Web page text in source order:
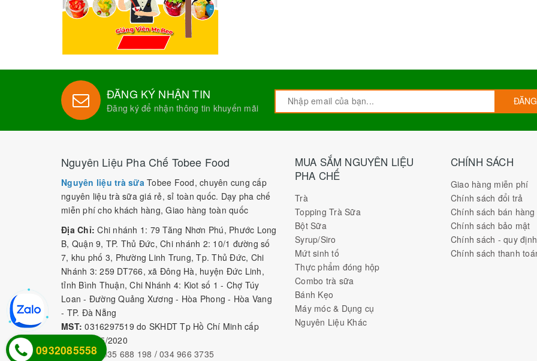
ĐĂNG KÝ NHẬN TIN
Đăng ký để nhận thông tin khuyến mãi
Nguyên Liệu Pha Chế Tobee Food
Nguyên liệu trà sữa Tobee Food, chuyên cung cấp
nguyên liệu trà sữa giá rẻ, sỉ toàn quốc. Dạy pha chế
miễn phí cho khách hàng, Giao hàng toàn quốc
Địa Chỉ: Chi nhánh 1: 79 Tăng Nhơn Phú, Phước Long
B, Quận 9, TP. Thủ Đức, Chi nhánh 2: 10/1 đường số
7, khu phố 3, Phường Linh Trung, Tp. Thủ Đức, Chi
Nhánh 3: 259 DT766, xã Đông Hà, huyện Đức Linh,
tỉnh Bình Thuận, Chi Nhánh 4: Kiot số 1 - Chợ Túy
Loan - Đường Quảng Xương - Hòa Phong - Hòa Vang
- TP. Đà Nẵng
MST: 0316297519 do SKHDT Tp Hồ Chí Minh cấp
ngày 28/05/2020
Hotline:
0935 688 198 / 034 966 3735
MUA SẮM NGUYÊN LIỆU
PHA CHẾ
Trà
Topping Trà Sữa
Bột Sữa
Syrup/Siro
Mứt sinh tố
Thực phẩm đóng hộp
Combo trà sữa
Bánh Kẹo
Máy móc & Dụng cụ
Nguyên Liệu Khác
CHÍNH SÁCH
Giao hàng miễn phí
Chính sách đổi trả
Chính sách bán hàng
Chính sách bảo mật
Chính sách - quy
Chính sách thanh
0932085558